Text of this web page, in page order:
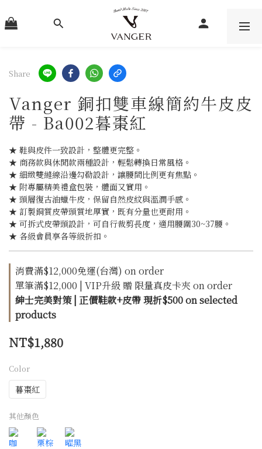
Share
Vanger 銅扣雙車線簡約牛皮皮
帶 - Ba002暮棗紅
★ 鞋與皮件一致設計，整體更完整。
★ 商務款與休閒款兩種設計，輕鬆轉換日常風格。
★ 細緻雙縫線沿邊勾勒設計，讓腰間比例更有焦點。
★ 附專屬精美禮盒包裝，體面又實用。
★ 頭層復古油蠟牛皮，保留自然皮紋與溫潤手感。
★ 訂製銅質皮帶頭質地厚實，既有分量也更耐用。
★ 可拆式皮帶頭設計，可自行裁剪長度，適用腰圍30~37腰。
★ 各級會員享各等級折扣。
消費滿$12,000免運(台灣) on order
單筆滿$12,000 | VIP升級 贈 限量真皮卡夾 on order
紳士完美對策 | 正價鞋款+皮帶 現折$500 on selected
products
NT$1,880
Color
暮棗紅
其他顏色